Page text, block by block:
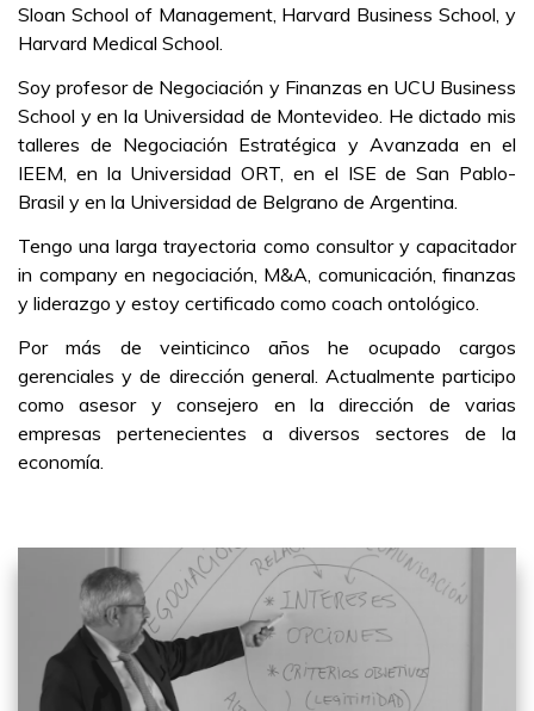
Sloan School of Management, Harvard Business School, y
Harvard Medical School.
Soy profesor de Negociación y Finanzas en UCU Business
School y en la Universidad de Montevideo. He dictado mis
talleres de Negociación Estratégica y Avanzada en el
IEEM, en la Universidad ORT, en el ISE de San Pablo-
Brasil y en la Universidad de Belgrano de Argentina.
Tengo una larga trayectoria como consultor y capacitador
in company en negociación, M&A, comunicación, finanzas
y liderazgo y estoy certificado como coach ontológico.
Por más de veinticinco años he ocupado cargos
gerenciales y de dirección general. Actualmente participo
como asesor y consejero en la dirección de varias
empresas pertenecientes a diversos sectores de la
economía.